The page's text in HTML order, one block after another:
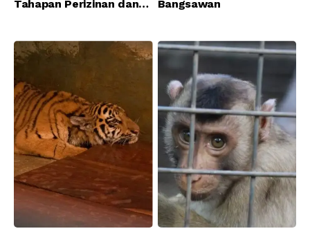
Tahapan Perizinan dan
Bangsawan